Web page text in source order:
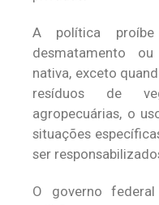
A política
desmatamento
nativa, exceto
resíduos de
agropecuárias, o
situações
ser
O governo